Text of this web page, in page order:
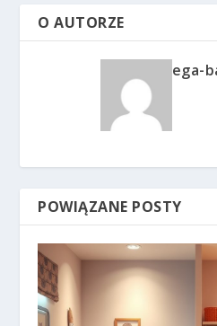
O AUTORZE
ega-
POWIĄZANE POSTY